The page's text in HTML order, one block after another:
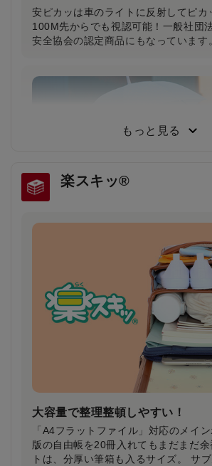
小学生から支持される圧倒的な背
った結果、約80％が「楽ッションで通
安ピカッは車のライトに反射してピカ
100M先からでも視認可能！一般社団
安全協会の認定商品にもなっています
雨の日や薄暗い夕方でもドライバ
き安全・安心
雨で視界が悪い日や夕暮れ時に、ラン
ピカッと光り、ドライバーの注意を引
もっと見る
楽スキッ®
大容量で整理整頓しやすい！
「A4フラットファイル」対応のメイ
版の自由帳を20冊入れてもまだまだ
トは、分厚い筆箱も入るサイズ。 サ